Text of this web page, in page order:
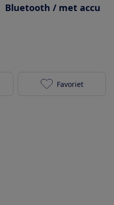
Bluetooth / met accu
Sony
Favoriet